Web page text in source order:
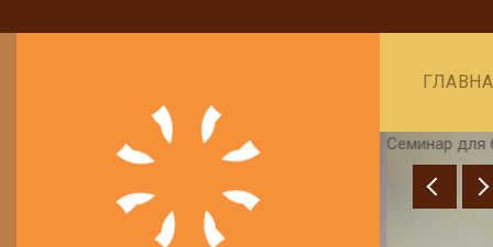
Семинар для